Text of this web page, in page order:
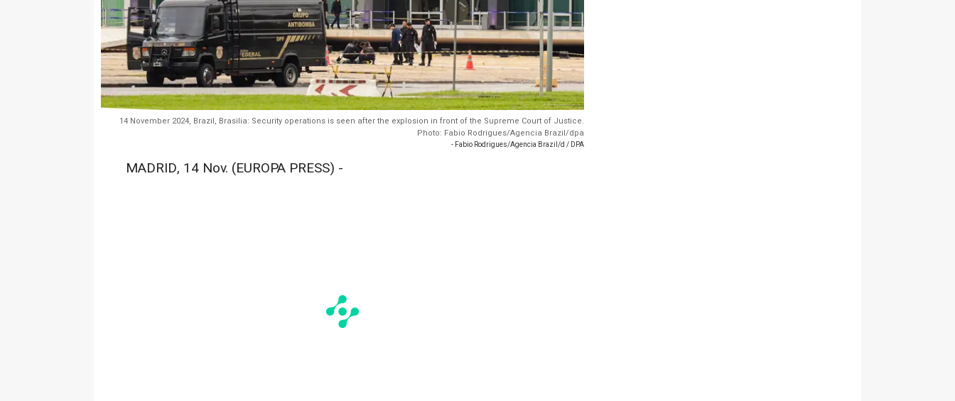
14 November 2024, Brazil, Brasilia: Security operations is seen after the explosion in front of the Supreme Court of Justice.
Photo: Fabio Rodrigues/Agencia Brazil/dpa
- Fabio Rodrigues/Agencia Brazil/d / DPA
MADRID, 14 Nov. (EUROPA PRESS) -